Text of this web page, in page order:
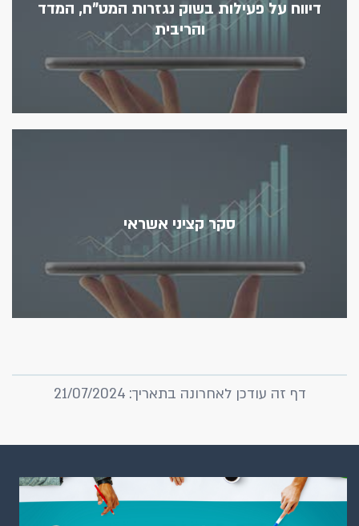
דיווח על פעילות בשוק נגזרות המט"ח, המדד
והריבית
סקר קציני אשראי
דף זה עודכן לאחרונה בתאריך: 21/07/2024